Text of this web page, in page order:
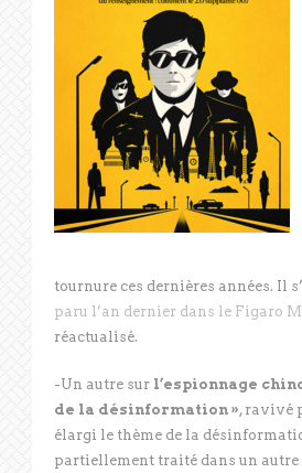
tournure ces dernières années. Il
paru l’an dernier dans le Figaro
réactualisé.
-Un autre sur l’espionnage
de la désinformation », ravivé
élargi le thème de la
partiellement traité dans un autre